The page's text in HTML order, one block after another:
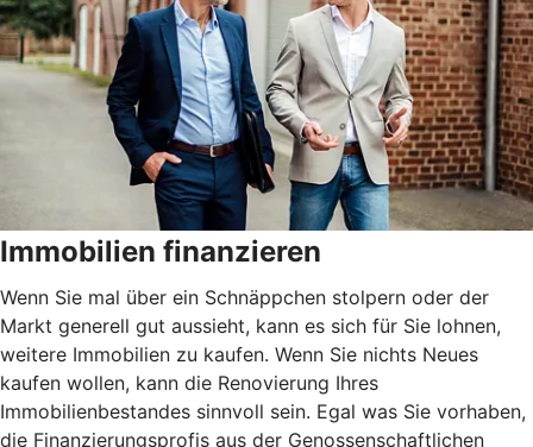
Immobilien finanzieren
Wenn Sie mal über ein Schnäppchen stolpern oder der
Markt generell gut aussieht, kann es sich für Sie lohnen,
weitere Immobilien zu kaufen. Wenn Sie nichts Neues
kaufen wollen, kann die Renovierung Ihres
Immobilienbestandes sinnvoll sein. Egal was Sie vorhaben,
die Finanzierungsprofis aus der Genossenschaftlichen